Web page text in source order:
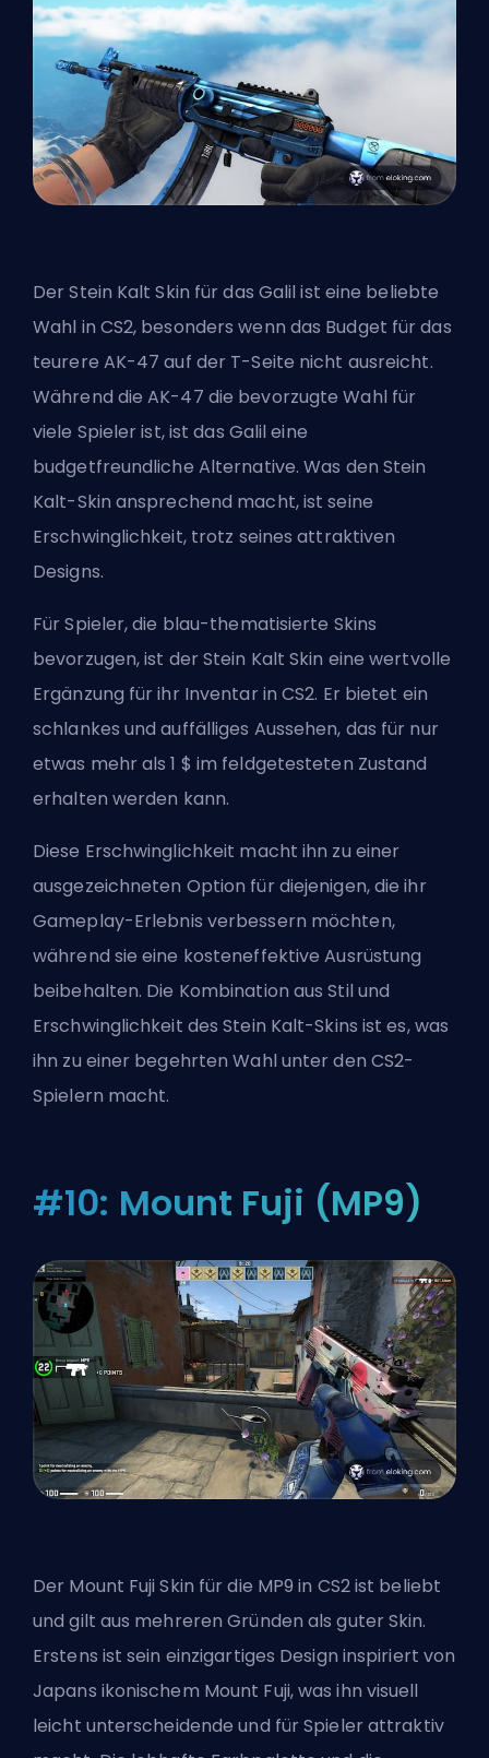
Der Stein Kalt Skin für das Galil ist eine beliebte
Wahl in CS2, besonders wenn das Budget für das
teurere AK-47 auf der T-Seite nicht ausreicht.
Während die AK-47 die bevorzugte Wahl für
viele Spieler ist, ist das Galil eine
budgetfreundliche Alternative. Was den Stein
Kalt-Skin ansprechend macht, ist seine
Erschwinglichkeit, trotz seines attraktiven
Designs.
Für Spieler, die blau-thematisierte Skins
bevorzugen, ist der Stein Kalt Skin eine wertvolle
Ergänzung für ihr Inventar in CS2. Er bietet ein
schlankes und auffälliges Aussehen, das für nur
etwas mehr als 1 $ im feldgetesteten Zustand
erhalten werden kann.
Diese Erschwinglichkeit macht ihn zu einer
ausgezeichneten Option für diejenigen, die ihr
Gameplay-Erlebnis verbessern möchten,
während sie eine kosteneffektive Ausrüstung
beibehalten. Die Kombination aus Stil und
Erschwinglichkeit des Stein Kalt-Skins ist es, was
ihn zu einer begehrten Wahl unter den CS2-
Spielern macht.
#10: Mount Fuji (MP9)
Der Mount Fuji Skin für die MP9 in CS2 ist beliebt
und gilt aus mehreren Gründen als guter Skin.
Erstens ist sein einzigartiges Design inspiriert von
Japans ikonischem Mount Fuji, was ihn visuell
leicht unterscheidende und für Spieler attraktiv